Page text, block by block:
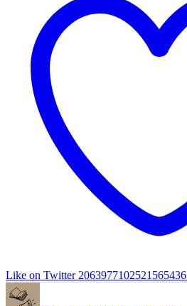
Like on Twitter 2063977102521565436